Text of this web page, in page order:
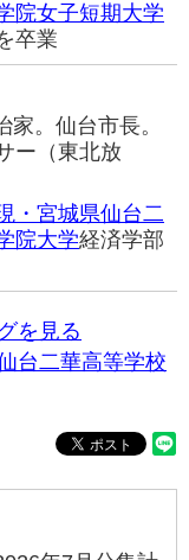
院女子短期大学
卒業
。仙台市長。
ー（東北放
・宮城県仙台二
院大学経済学部
を見る
台二華高等学校